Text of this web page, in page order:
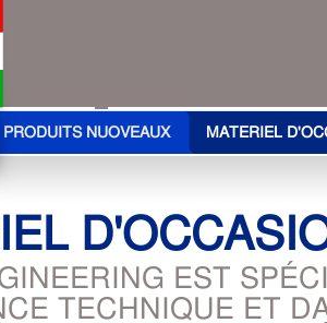
PRODUITS NUOVEAUX MATERIEL
EST
TECHNIQUE ET